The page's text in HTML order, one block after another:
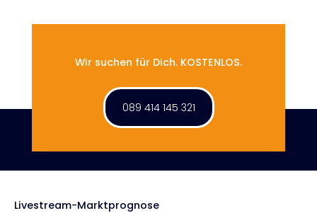
Wir suchen für Dich. KOSTENLOS.
089 414 145 321
Livestream-Marktprognose